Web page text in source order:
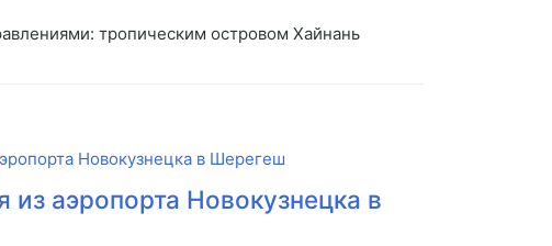
тропическим островом Хайнань
из аэропорта Новокузнецка в